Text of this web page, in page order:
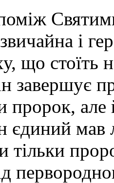
і
що стоїть
завершує
пророк, але
єдиний мав
тільки